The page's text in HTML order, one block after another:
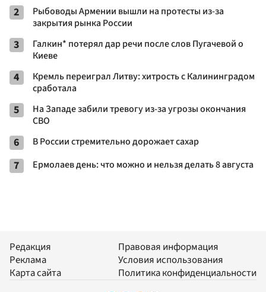
2
Рыбоводы Армении вышли на протесты из-за
закрытия рынка России
3
Галкин* потерял дар речи после слов Пугачевой о
Киеве
4
Кремль переиграл Литву: хитрость с Калининградом
сработала
5
На Западе забили тревогу из-за угрозы окончания
СВО
6 В России стремительно дорожает сахар
7 Ермолаев день: что можно и нельзя делать 8 августа
Редакция
Реклама
Карта сайта
Правовая информация
Условия использования
Политика конфиденциальности